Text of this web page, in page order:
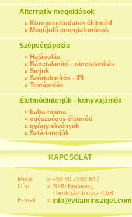
Alternatív megoldások
» Környezettudatos életmód
» Megújuló energiaforrások
Szépségápolás
» Hajápolás
» Ránctalanító - ránctalanítás
» Smink
» Szőrtelenítés - IPL
» Testápolás
Életmódinterjúk - könyvajánlók
» baba-mama
» egészséges életmód
» gyógynövények
» Sztárinterjúk
KAPCSOLAT
Mobil:
Cím:
E-mail:
»
»
»
+36 30 7262 647
2040 Budaörs,
Törökbálinti utca 42/B
info@vitaminsziget.com